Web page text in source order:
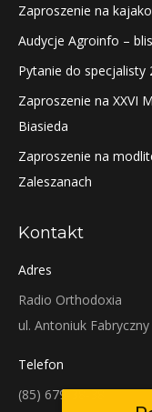
Zaproszenie na
Audycje Agroinfo –
Pytanie do
Zaproszenie na XXVI
Biasieda
Zaproszenie na
Zaleszanach
Kontakt
Adres
Radio Orthodoxia
ul. Antoniuk
Telefon
(85) 679-38-38